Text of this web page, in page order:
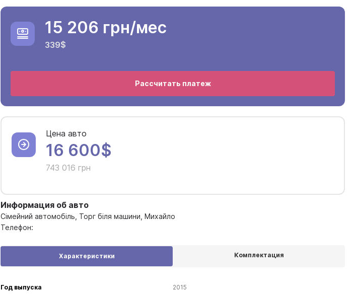
15 206 грн/мес
339$
Рассчитать платеж
Цена авто
16 600$
743 016 грн
Информация об авто
Сімейний автомобіль, Торг біля машини, Михайло
Телефон:
Характеристики Комплектация
Год выпуска 2015